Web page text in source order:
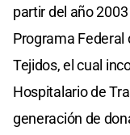
partir del año
Programa Federal
Tejidos, el cual
Hospitalario de
generación de